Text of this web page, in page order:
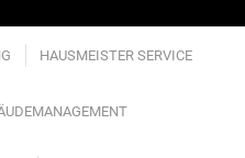
HAUSMEISTER SERVICE